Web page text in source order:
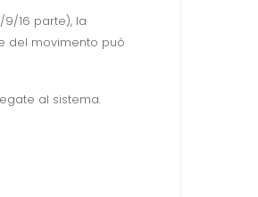
16 parte), la
del movimento può
al sistema.